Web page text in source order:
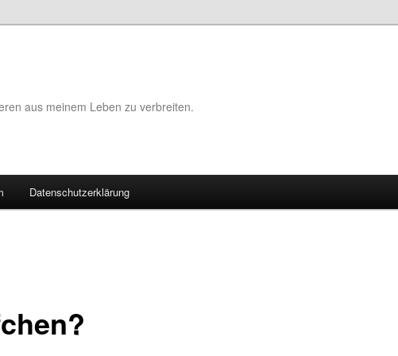
aus meinem Leben zu verbreiten.
Datenschutzerklärung